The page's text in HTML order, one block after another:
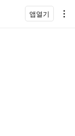
앱열기